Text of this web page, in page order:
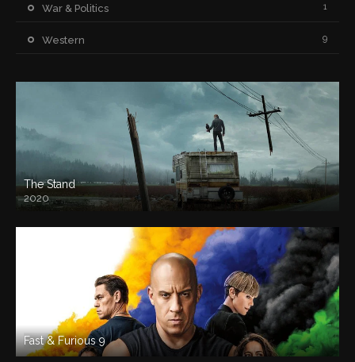
War & Politics 1
Western 9
The Stand
2020
Fast & Furious 9